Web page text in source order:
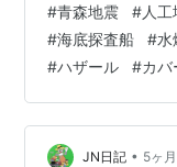
地域の地震の時に
公開したので 非
有する 海底探査船
ていない。 こう
るかもね？（（
#青森地震 #人
#海底探査船 #水
#ハザール #カバ
JN日記 • 5ヶ